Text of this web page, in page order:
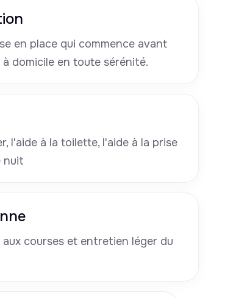
en place qui commence avant
domicile en toute sérénité.
l'aide à la toilette, l'aide à la prise
nuit
courses et entretien léger du